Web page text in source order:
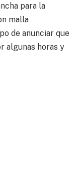
para la
malla
de anunciar que
algunas horas y